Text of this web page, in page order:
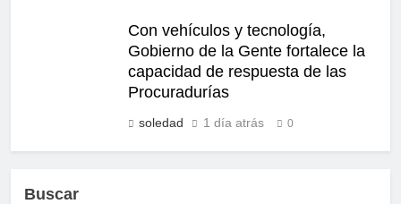
Con vehículos y tecnología,
Gobierno de la Gente fortalece la
capacidad de respuesta de las
Procuradurías
soledad 1 día atrás 0
Buscar